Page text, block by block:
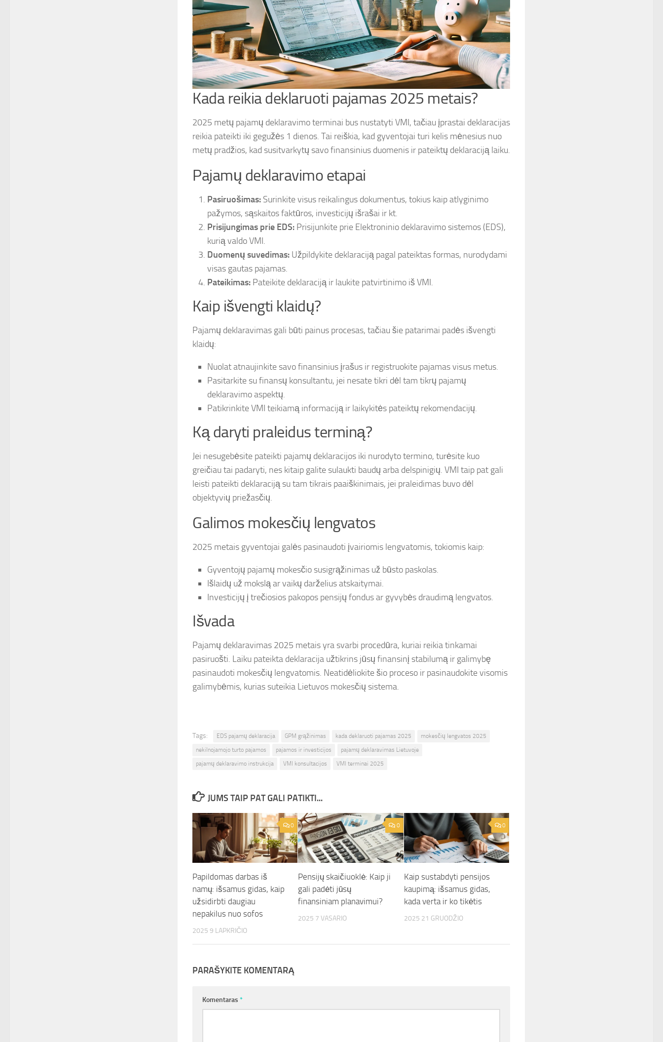
Kada reikia deklaruoti pajamas 2025 metais?
2025 metų pajamų deklaravimo terminai bus nustatyti VMI, tačiau įprastai deklaracijas
reikia pateikti iki gegužės 1 dienos. Tai reiškia, kad gyventojai turi kelis mėnesius nuo
metų pradžios, kad susitvarkytų savo finansinius duomenis ir pateiktų deklaraciją laiku.
Pajamų deklaravimo etapai
Pasiruošimas: Surinkite visus reikalingus dokumentus, tokius kaip atlyginimo
pažymos, sąskaitos faktūros, investicijų išrašai ir kt.
Prisijungimas prie EDS: Prisijunkite prie Elektroninio deklaravimo sistemos (EDS),
kurią valdo VMI.
Duomenų suvedimas: Užpildykite deklaraciją pagal pateiktas formas, nurodydami
visas gautas pajamas.
Pateikimas: Pateikite deklaraciją ir laukite patvirtinimo iš VMI.
Kaip išvengti klaidų?
Pajamų deklaravimas gali būti painus procesas, tačiau šie patarimai padės išvengti
klaidų:
Nuolat atnaujinkite savo finansinius įrašus ir registruokite pajamas visus metus.
Pasitarkite su finansų konsultantu, jei nesate tikri dėl tam tikrų pajamų
deklaravimo aspektų.
Patikrinkite VMI teikiamą informaciją ir laikykitės pateiktų rekomendacijų.
Ką daryti praleidus terminą?
Jei nesugebėsite pateikti pajamų deklaracijos iki nurodyto termino, turėsite kuo
greičiau tai padaryti, nes kitaip galite sulaukti baudų arba delspinigių. VMI taip pat gali
leisti pateikti deklaraciją su tam tikrais paaiškinimais, jei praleidimas buvo dėl
objektyvių priežasčių.
Galimos mokesčių lengvatos
2025 metais gyventojai galės pasinaudoti įvairiomis lengvatomis, tokiomis kaip:
Gyventojų pajamų mokesčio susigrąžinimas už būsto paskolas.
Išlaidų už mokslą ar vaikų darželius atskaitymai.
Investicijų į trečiosios pakopos pensijų fondus ar gyvybės draudimą lengvatos.
Išvada
Pajamų deklaravimas 2025 metais yra svarbi procedūra, kuriai reikia tinkamai
pasiruošti. Laiku pateikta deklaracija užtikrins jūsų finansinį stabilumą ir galimybę
pasinaudoti mokesčių lengvatomis. Neatidėliokite šio proceso ir pasinaudokite visomis
galimybėmis, kurias suteikia Lietuvos mokesčių sistema.
Tags: EDS pajamų deklaracija GPM grąžinimas kada deklaruoti pajamas 2025
mokesčių lengvatos 2025
nekilnojamojo turto pajamos
pajamos ir investicijos
pajamų deklaravimas Lietuvoje
pajamų deklaravimo instrukcija
VMI konsultacijos VMI terminai 2025
JUMS TAIP PAT GALI PATIKTI...
0
Papildomas darbas iš
namų: išsamus gidas, kaip
užsidirbti daugiau
nepakilus nuo sofos
2025 9 LAPKRIČIO
0
Pensijų skaičiuoklė: Kaip ji
gali padėti jūsų
finansiniam planavimui?
2025 7 VASARIO
0
Kaip sustabdyti pensijos
kaupimą: išsamus gidas,
kada verta ir ko tikėtis
2025 21 GRUODŽIO
PARAŠYKITE KOMENTARĄ
Komentaras *